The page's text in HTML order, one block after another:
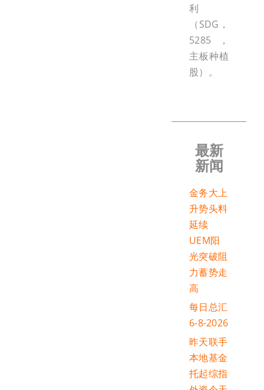
利
（SDG，
5285，
主板种植
股）。
最新
新闻
金务大上
升势头料
延续
UEM阳
光突破阻
力蓄势走
高
每日总汇
6-8-2026
昨天联手
本地基金
托起综指